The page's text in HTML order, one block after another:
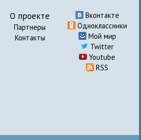
О проекте
Партнеры
Контакты
Вконтакте
Одноклассники
Мой мир
Twitter
Youtube
RSS